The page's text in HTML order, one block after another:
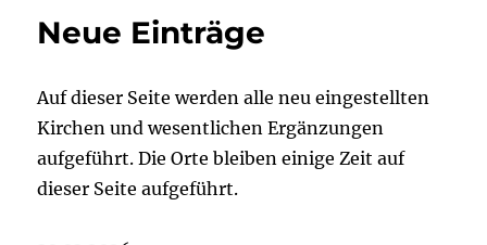
Neue Einträge
Auf dieser Seite werden alle neu eingestellten
Kirchen und wesentlichen Ergänzungen
aufgeführt. Die Orte bleiben einige Zeit auf
dieser Seite aufgeführt.